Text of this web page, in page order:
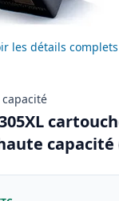
les détails complets
capacité
capacité